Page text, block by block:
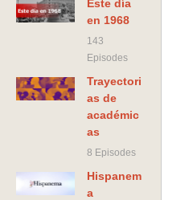
Este día
en 1968
143
Episodes
Trayectori
as de
académic
as
8 Episodes
Hispanem
a